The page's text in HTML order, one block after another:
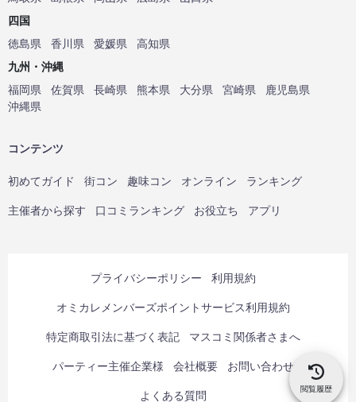
閲覧履歴
四国
徳島県
香川県 愛媛県
高知県
九州・沖縄
福岡県
佐賀県 長崎県 熊本県 大分県 宮崎県
鹿児島県
沖縄県
コンテンツ
初めてガイド 街コン 趣味コン オンライン ランキング
主催者から探す 口コミランキング お役立ち アプリ
プライバシーポリシー 利用規約
オミカレメンバーズポイントサービス利用規約
特定商取引法に基づく表記 マスコミ関係者さまへ
パーティー主催企業様 会社概要 お問い合わせ
よくある質問